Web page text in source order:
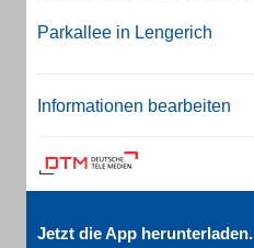
Parkallee in Lengerich
Informationen bearbeiten
Jetzt die App herunterladen.